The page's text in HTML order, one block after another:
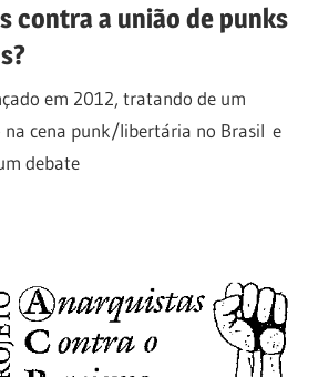
contra a união de punks
em 2012, tratando de um
na cena punk/libertária no Brasil e
debate